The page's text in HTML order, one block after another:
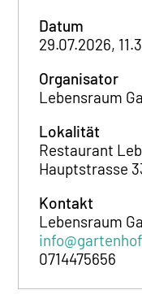
Datum
29.07.2026,
Organisator
Lebensraum
Lokalität
Restaurant
Hauptstrasse
Kontakt
Lebensraum
0714475656